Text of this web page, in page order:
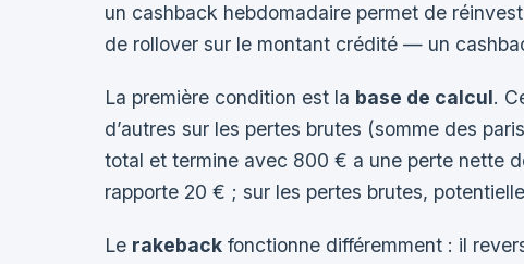
un cashback hebdomadaire permet de
de rollover sur le montant crédité — un
La première condition est la base de calcul.
d’autres sur les pertes brutes (somme des
total et termine avec 800 € a une perte nette
rapporte 20 € ; sur les pertes brutes,
Le rakeback fonctionne différemment : il